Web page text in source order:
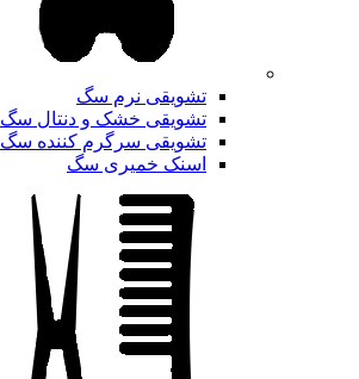
تشویقی نرم سگ
تشویقی خشک و دنتال سگ
تشویقی سرگرم کننده سگ
اسنک خمیری سگ